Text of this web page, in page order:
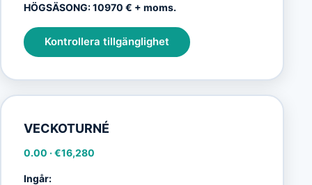
HÖGSÄSONG: 10970 € + moms.
Kontrollera tillgänglighet
VECKOTURNÉ
0.00 ·€16,280
Ingår: